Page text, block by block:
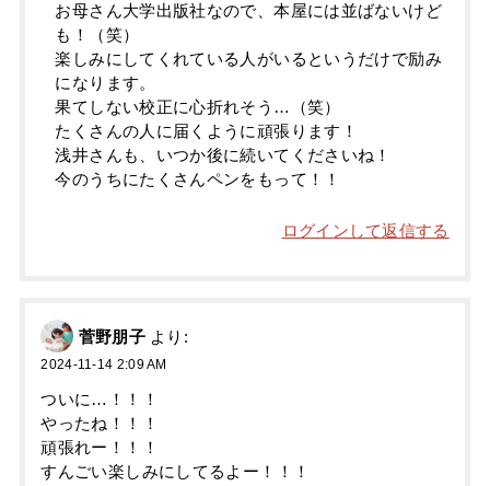
お母さん大学出版社なので、本屋には並ばないけど
も！（笑）
楽しみにしてくれている人がいるというだけで励み
になります。
果てしない校正に心折れそう…（笑）
たくさんの人に届くように頑張ります！
浅井さんも、いつか後に続いてくださいね！
今のうちにたくさんペンをもって！！
ログインして返信する
菅野朋子 より:
2024-11-14 2:09 AM
ついに…！！！
やったね！！！
頑張れー！！！
すんごい楽しみにしてるよー！！！